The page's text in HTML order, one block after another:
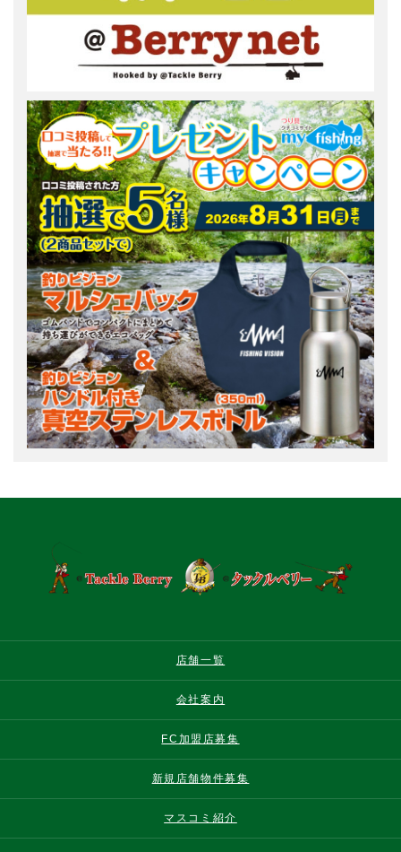
店舗一覧
会社案内
FC加盟店募集
新規店舗物件募集
マスコミ紹介